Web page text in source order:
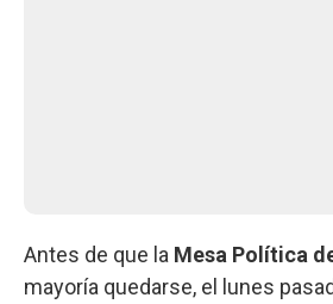
Antes de que la Mesa Política
mayoría quedarse, el lunes